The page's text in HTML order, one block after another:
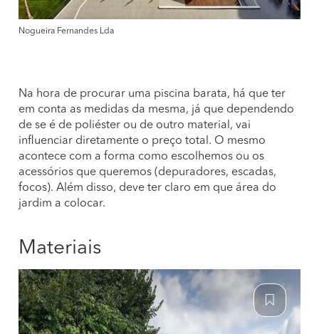
Nogueira Fernandes Lda
Na hora de procurar uma piscina barata, há que ter
em conta as medidas da mesma, já que dependendo
de se é de poliéster ou de outro material, vai
influenciar diretamente o preço total. O mesmo
acontece com a forma como escolhemos ou os
acessórios que queremos (depuradores, escadas,
focos). Além disso, deve ter claro em que área do
jardim a colocar.
Materiais